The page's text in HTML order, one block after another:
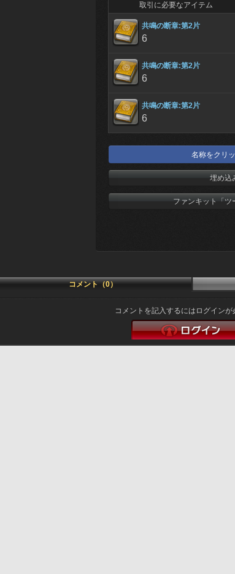
取引に必要なアイテム
共鳴の断章:第2片
6
共鳴の断章:第2片
6
共鳴の断章:第2片
6
名称をクリ
埋め込
ファンキット「ツ
コメント（0）
コメントを記入するにはログインが